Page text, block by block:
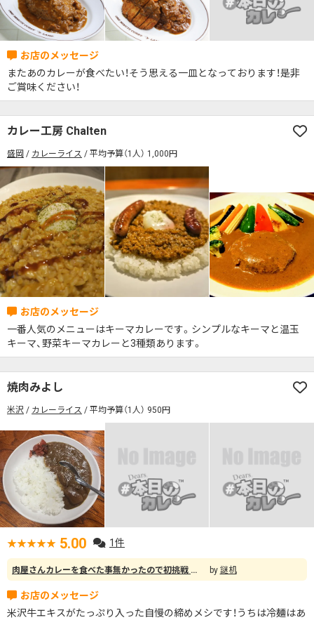
またあのカレーが食べたい！そう思える一皿となっております！是非
ご賞味ください！
カレー工房 Chalten
盛岡 カレーライス 平均予算（1人） 1,000円
一番人気のメニューはキーマカレーです。シンプルなキーマと温玉
キーマ、野菜キーマカレーと3種類あります。
焼肉みよし
米沢 カレーライス 平均予算（1人） 950円
5.00 1件
肉屋さんカレーを食べた事無かったので初挑戦 正直めっちゃくちゃ美味かったです！ カレーにハマり、今では締めのカレーにしてます 謎机
米沢牛エキスがたっぷり入った自慢の締めメシです！うちは冷麺はあ